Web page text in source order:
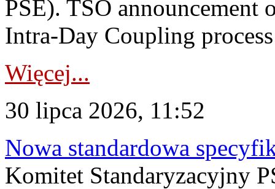
PSE). TSO announcement
Intra-Day Coupling
Więcej...
30 lipca 2026, 11:52
Nowa standardowa
Komitet Standaryzacyjny